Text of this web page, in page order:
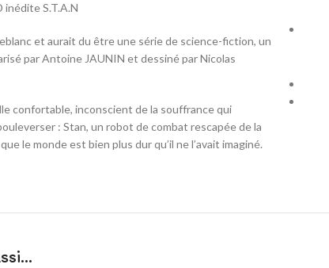
inédite S.T.A.N
et aurait du être une série de science-fiction, un
par Antoine JAUNIN et dessiné par Nicolas
confortable, inconscient de la souffrance qui
: Stan, un robot de combat rescapée de la
le monde est bien plus dur qu’il ne l’avait imaginé.